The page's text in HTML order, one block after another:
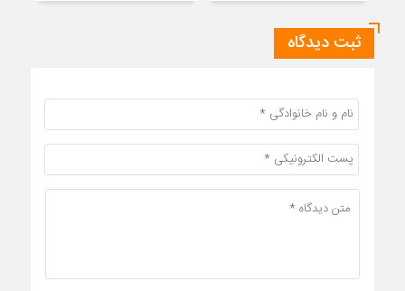
ثبت دیدگاه